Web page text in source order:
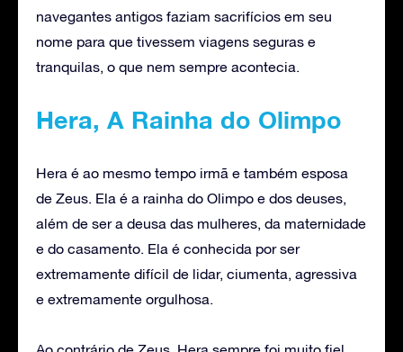
navegantes antigos faziam sacrifícios em seu
nome para que tivessem viagens seguras e
tranquilas, o que nem sempre acontecia.
Hera, A Rainha do Olimpo
Hera é ao mesmo tempo irmã e também esposa
de Zeus. Ela é a rainha do Olimpo e dos deuses,
além de ser a deusa das mulheres, da maternidade
e do casamento. Ela é conhecida por ser
extremamente difícil de lidar, ciumenta, agressiva
e extremamente orgulhosa.